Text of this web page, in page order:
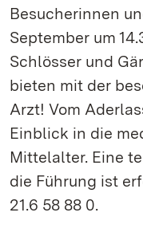
Besucherinnen
September um
Schlösser und
bieten mit der
Arzt! Vom
Einblick in die
Mittelalter. Eine
die Führung ist
21.6 58 88 0.